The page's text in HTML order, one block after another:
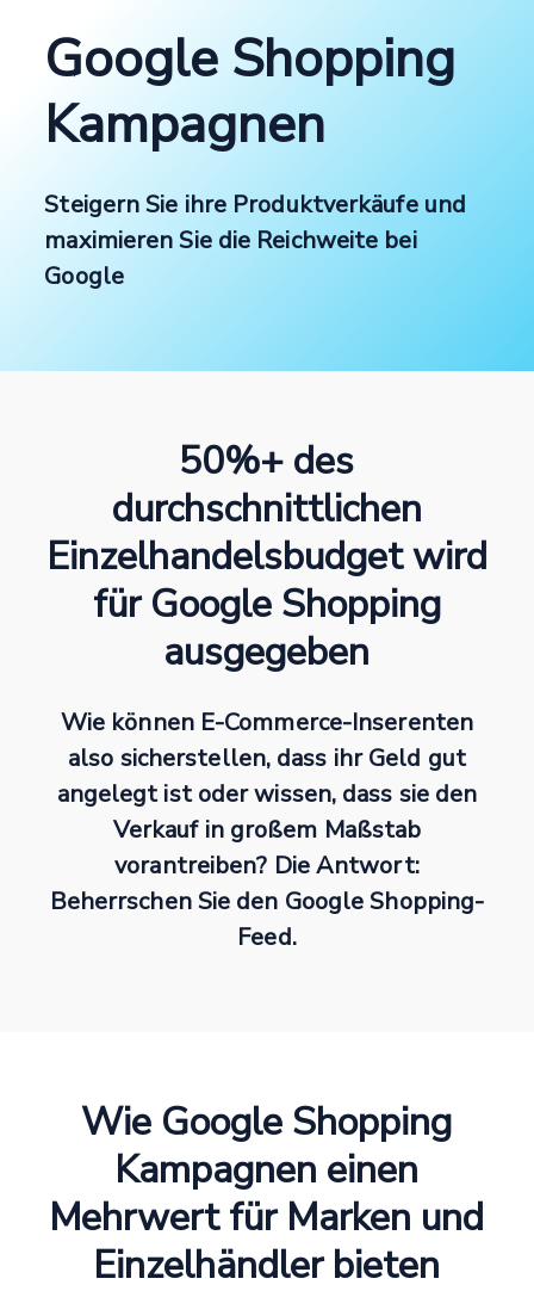
Google Shopping
Kampagnen
Steigern Sie ihre Produktverkäufe und
maximieren Sie die Reichweite bei
Google
50%+ des
durchschnittlichen
Einzelhandelsbudget wird
für Google Shopping
ausgegeben
Wie können E-Commerce-Inserenten
also sicherstellen, dass ihr Geld gut
angelegt ist oder wissen, dass sie den
Verkauf in großem Maßstab
vorantreiben? Die Antwort:
Beherrschen Sie den Google Shopping-
Feed.
Wie Google Shopping
Kampagnen einen
Mehrwert für Marken und
Einzelhändler bieten